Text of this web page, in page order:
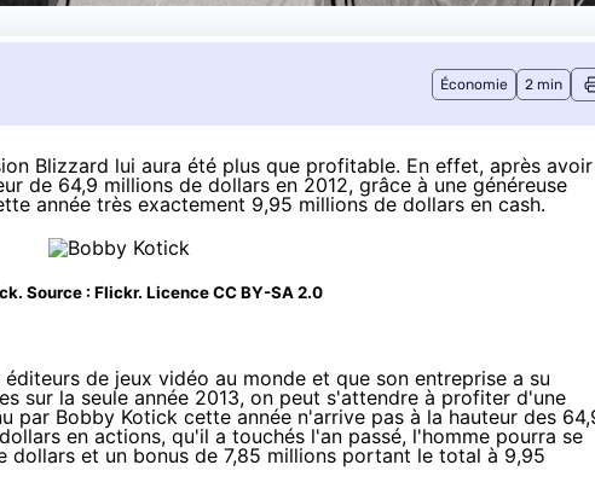
Économie 2 min
Blizzard lui aura été plus que profitable. En effet, après avoir
de 64,9 millions de dollars en 2012, grâce à une généreuse
année très exactement 9,95 millions de dollars en cash.
Source : Flickr. LicenceCC BY-SA 2.0
de jeux vidéo au monde et que son entreprise a su
sur la seule année 2013, on peut s'attendre à profiter d'une
par Bobby Kotick cette année n'arrive pas à la hauteur des
en actions, qu'il a touchés l'an passé, l'homme pourra se
dollars et un bonus de 7,85 millions portant le total à 9,95